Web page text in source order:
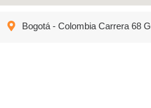
Bogotá - Colombia Carrera 68